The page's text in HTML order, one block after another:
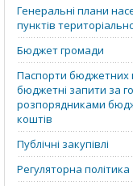
Генеральні плани
пунктів
Бюджет громади
Паспорти бюджетних
бюджетні запити за
розпорядниками
коштів
Публічні закупівлі
Регуляторна політика